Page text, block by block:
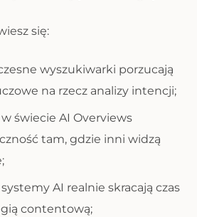
się:
wyszukiwarki porzucają
na rzecz analizy intencji;
świecie AI Overviews
tam, gdzie inni widzą
AI realnie skracają czas
contentową;